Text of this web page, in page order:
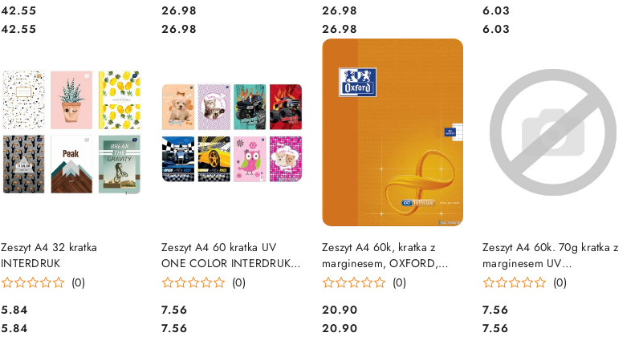
Cena:
42.55
Cena:
42.55
Cena:
26.98
Cena:
26.98
Cena:
26.98
Cena:
26.98
Cena:
6.03
Cena:
6.03
Zeszyt A4 32 kratka
INTERDRUK
(0)
Cena:
5.84
Cena:
5.84
DO KOSZYKA
Zeszyt A4 60 kratka UV
ONE COLOR INTERDRUK
ZEA460...409 (0)
Cena:
7.56
Cena:
7.56
DO KOSZYKA
Zeszyt A4 60k, kratka z
marginesem, OXFORD,
INFINIUM 400026712
(0)
Cena:
20.90
Cena:
20.90
DO KOSZYKA
Zeszyt A4 60k. 70g kratka z
marginesem UV
INTERDRUK
(0)
Cena:
7.56
Cena:
7.56
DO KOSZYKA